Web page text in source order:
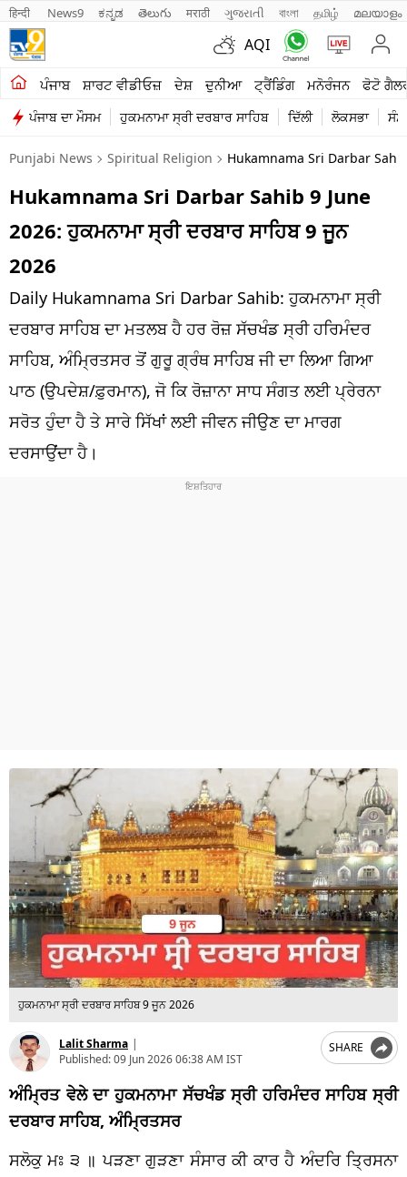
हिन्दी News9 ಕನ್ನಡ తెలుగు मराठी ગુજરાતી বাংলা தமிழ் മലയാളം
AQI
ਪੰਜਾਬ ਸ਼ਾਰਟ ਵੀਡੀਓਜ਼ ਦੇਸ਼ ਦੁਨੀਆ ਟ੍ਰੈਂਡਿੰਗ ਮਨੋਰੰਜਨ ਫੋਟੋ
ਪੰਜਾਬ ਦਾ ਮੌਸਮ ਹੁਕਮਨਾਮਾ ਸ੍ਰੀ ਦਰਬਾਰ ਸਾਹਿਬ ਦਿੱਲੀ ਲੋਕਸਭਾ
ਖੇਤੀਬਾੜੀ
ਸ਼ਾਰਟ ਵੀਡੀਓਜ਼
ਕਾਰੋਬਾਰ
ਕਰਿਅਰ
ਦੇਸ਼
ਲਾਈਫ ਸਟਾਈਲ
ਪੰਜਾਬ
ਧਰਮ
ਖੇਡਾਂ
Punjabi News Spiritual Religion Hukamnama Sri Darbar
Hukamnama Sri Darbar Sahib 9 June
2026: ਹੁਕਮਨਾਮਾ ਸ੍ਰੀ ਦਰਬਾਰ ਸਾਹਿਬ 9 ਜੂਨ
2026
Daily Hukamnama Sri Darbar Sahib: ਹੁਕਮਨਾਮਾ ਸ੍ਰੀ
ਦਰਬਾਰ ਸਾਹਿਬ ਦਾ ਮਤਲਬ ਹੈ ਹਰ ਰੋਜ਼ ਸੱਚਖੰਡ ਸ੍ਰੀ ਹਰਿਮੰਦਰ
ਸਾਹਿਬ, ਅੰਮ੍ਰਿਤਸਰ ਤੋਂ ਗੁਰੂ ਗ੍ਰੰਥ ਸਾਹਿਬ ਜੀ ਦਾ ਲਿਆ ਗਿਆ
ਪਾਠ (ਉਪਦੇਸ਼/ਫ਼ੁਰਮਾਨ), ਜੋ ਕਿ ਰੋਜ਼ਾਨਾ ਸਾਧ ਸੰਗਤ ਲਈ ਪ੍ਰੇਰਨਾ
ਸਰੋਤ ਹੁੰਦਾ ਹੈ ਤੇ ਸਾਰੇ ਸਿੱਖਾਂ ਲਈ ਜੀਵਨ ਜੀਉਣ ਦਾ ਮਾਰਗ
ਦਰਸਾਉਂਦਾ ਹੈ।
ਹੁਕਮਨਾਮਾ ਸ੍ਰੀ ਦਰਬਾਰ ਸਾਹਿਬ 9 ਜੂਨ 2026
Lalit Sharma |
Published:09 Jun 2026 06:38 AM IST
SHARE
ਅੰਮ੍ਰਿਤ ਵੇਲੇ ਦਾ ਹੁਕਮਨਾਮਾ ਸੱਚਖੰਡ ਸ੍ਰੀ ਹਰਿਮੰਦਰ ਸਾਹਿਬ ਸ੍ਰੀ
ਦਰਬਾਰ ਸਾਹਿਬ, ਅੰਮ੍ਰਿਤਸਰ
ਸਲੋਕੁ ਮਃ ੩ ॥ ਪੜਣਾ ਗੁੜਣਾ ਸੰਸਾਰ ਕੀ ਕਾਰ ਹੈ ਅੰਦਰਿ ਤ੍ਰਿਸਨਾ